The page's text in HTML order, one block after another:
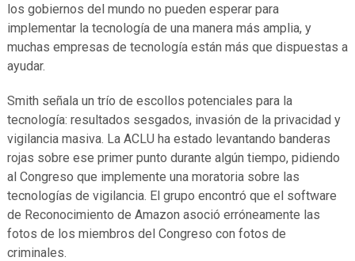
los gobiernos del mundo no pueden esperar para
implementar la tecnología de una manera más amplia, y
muchas empresas de tecnología están más que dispuestas a
ayudar.
Smith señala un trío de escollos potenciales para la
tecnología: resultados sesgados, invasión de la privacidad y
vigilancia masiva. La ACLU ha estado levantando banderas
rojas sobre ese primer punto durante algún tiempo, pidiendo
al Congreso que implemente una moratoria sobre las
tecnologías de vigilancia. El grupo encontró que el software
de Reconocimiento de Amazon asoció erróneamente las
fotos de los miembros del Congreso con fotos de
criminales.